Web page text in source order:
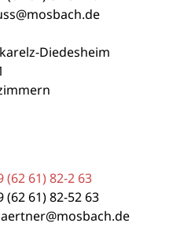
Diedesheim
(62 61) 82-2 63
(6261) 82-5263